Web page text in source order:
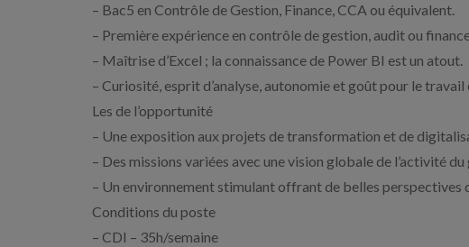
– Bac5 en Contrôle de Gestion, Finance, CCA ou équivalent.
– Première expérience en contrôle de gestion, audit ou
– Maîtrise d’Excel ; la connaissance de Power BI est un atout.
– Curiosité, esprit d’analyse, autonomie et goût pour le travail
Les de l’opportunité
– Une exposition aux projets de transformation et de
– Des missions variées avec une vision globale de l’activité
– Un environnement stimulant offrant de belles perspectives
Conditions du poste
– CDI – 35h/semaine